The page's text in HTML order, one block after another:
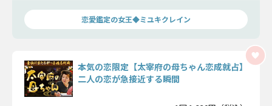
恋愛鑑定の女王◆ミユキクレイン
本気の恋限定【太宰府の母ちゃん恋成就占】
二人の恋が急接近する瞬間